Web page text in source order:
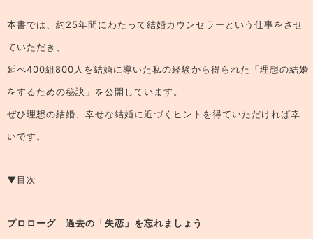
本書では、約25年間にわたって結婚カウンセラーという仕事をさせ
ていただき、
延べ400組800人を結婚に導いた私の経験から得られた「理想の結婚
をするための秘訣」を公開しています。
ぜひ理想の結婚、幸せな結婚に近づくヒントを得ていただければ幸
いです。
▼目次
プロローグ 過去の「失恋」を忘れましょう